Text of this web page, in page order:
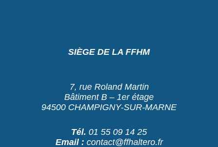
SIÈGE DE LA FFHM
7, rue Roland Martin
Bâtiment B – 1er étage
94500 CHAMPIGNY-SUR-MARNE
Tél. 01 55 09 14 25
Email : contact@ffhaltero.fr